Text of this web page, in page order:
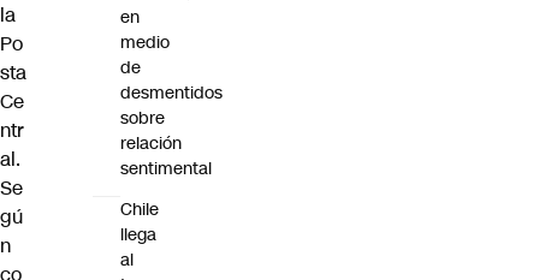
la
Po
sta
Ce
ntr
al.
Se
gú
n
co
en
medio
de
desmentidos
sobre
relación
sentimental
Chile
llega
al